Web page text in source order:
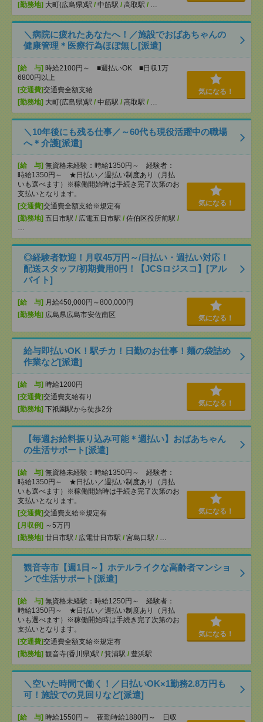
[勤務地] 大町(広島県)駅 / 中筋駅 / 高取駅 / …
＼病院に疲れたあなたへ！／施設でおばあちゃんの
健康管理＊医療行為ほぼ無し[派遣]
[給 与] 時給2100円～ ■週払いOK ■日収1万
6800円以上
[交通費]交通費全額支給
[勤務地] 大町(広島県)駅 / 中筋駅 / 高取駅 / …
気になる！
＼10年後にも残る仕事／～60代も現役活躍中の職場
へ＊介護[派遣]
[給 与] 無資格未経験：時給1350円～ 経験者：
時給1350円～ ★日払い／週払い制度あり（月払
いも選べます）※稼働開始時は手続き完了次第のお
支払いとなります。
[交通費]交通費全額支給※規定有
[勤務地] 五日市駅 / 広電五日市駅 / 佐伯区役所前駅 /
…
気になる！
◎経験者歓迎！月収45万円～/日払い・週払い対応！
配送スタッフ/初期費用0円！【JCSロジスコ】[アル
バイト]
[給 与] 月給450,000円～800,000円
[勤務地] 広島県広島市安佐南区 気になる！
給与即払いOK！駅チカ！日勤のお仕事！麺の袋詰め
作業など[派遣]
[給 与] 時給1200円
[交通費]交通費支給有り
[勤務地] 下祇園駅から徒歩2分
気になる！
【毎週お給料振り込み可能＊週払い】おばあちゃん
の生活サポート[派遣]
[給 与] 無資格未経験：時給1350円～ 経験者：
時給1350円～ ★日払い／週払い制度あり（月払
いも選べます）※稼働開始時は手続き完了次第のお
支払いとなります。
[交通費]交通費支給※規定有
[月収例] ～5万円
[勤務地] 廿日市駅 / 広電廿日市駅 / 宮島口駅 / …
気になる！
観音寺市【週1日～】ホテルライクな高齢者マンショ
ンで生活サポート[派遣]
[給 与] 無資格未経験：時給1250円～ 経験者：
時給1350円～ ★日払い／週払い制度あり（月払
いも選べます）※稼働開始時は手続き完了次第のお
支払いとなります。
[交通費]交通費全額支給※規定有
[勤務地] 観音寺(香川県)駅 / 箕浦駅 / 豊浜駅
気になる！
＼空いた時間で働く！／日払いOK×1勤務2.8万円も
可！施設での見回りなど[派遣]
[給 与] 時給1550円～ 夜勤時給1880円～ 日収